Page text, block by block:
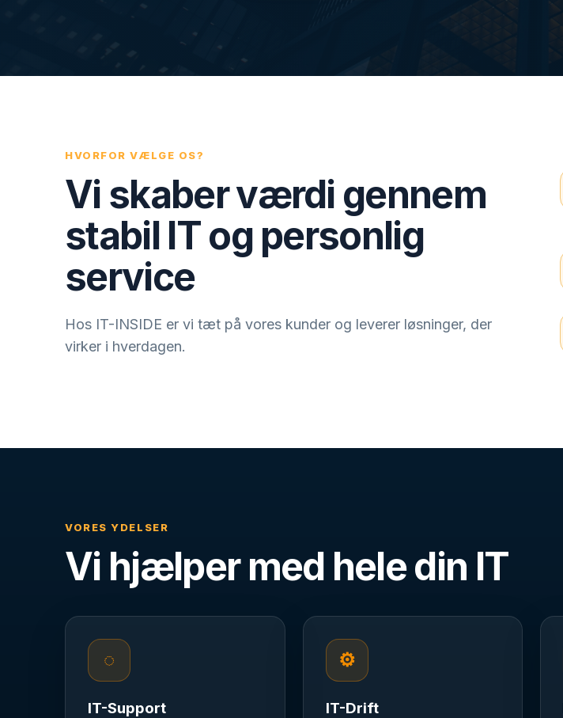
HVORFOR VÆLGE OS?
Vi skaber værdi gennem
stabil IT og personlig
service
Hos IT-INSIDE er vi tæt på vores kunder og leverer løsninger, der
virker i hverdagen.
VORES YDELSER
Vi hjælper med hele din IT
◌
IT-Support
⚙
IT-Drift